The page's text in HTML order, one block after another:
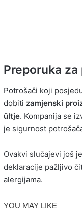
Preporuka
Potrošači koji
dobiti zamjenski
ültje. Kompanija se
je sigurnost
Ovakvi slučajevi još
deklaracije pažljivo
alergijama.